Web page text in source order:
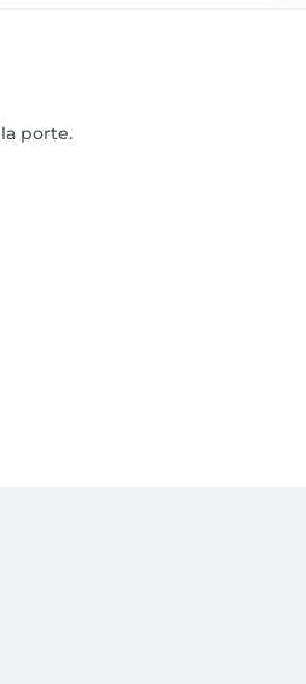
porte.